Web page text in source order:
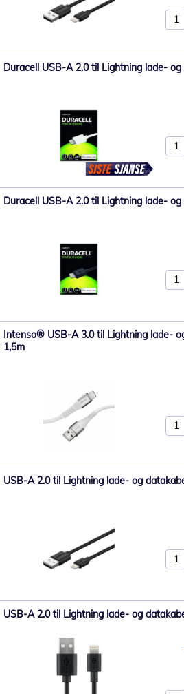
Duracell USB-A 2.0 til Lightning lade-
Duracell USB-A 2.0 til Lightning lade-
Intenso® USB-A 3.0 til Lightning lade-
1,5m
USB-A 2.0 til Lightning lade- og
USB-A 2.0 til Lightning lade- og